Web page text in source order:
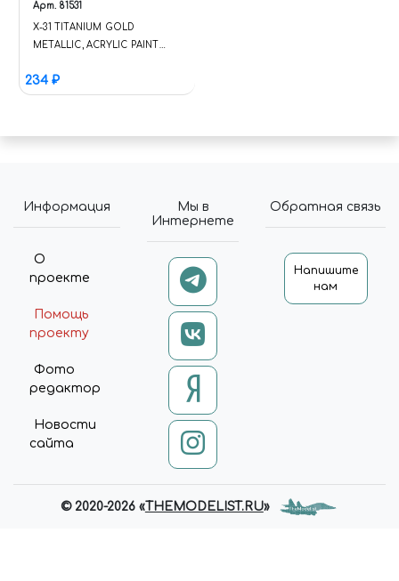
Арт. 81531
X-31 TITANIUM GOLD
METALLIC, ACRYLIC PAINT
ТИТАН МЕТАЛЛИК)
234 ₽
Информация
О
проекте
Помощь
проекту
Фото
редактор
Новости
сайта
Мы в
Интернете
Обратная связь
Напишите
нам
© 2020-2026 «THEMODELIST.RU»